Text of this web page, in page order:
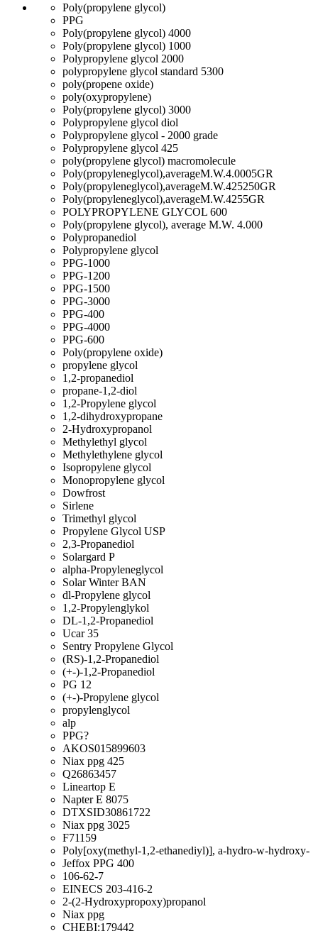
Poly(propylene glycol)
PPG
Poly(propylene glycol) 4000
Poly(propylene glycol) 1000
Polypropylene glycol 2000
polypropylene glycol standard 5300
poly(propene oxide)
poly(oxypropylene)
Poly(propylene glycol) 3000
Polypropylene glycol diol
Polypropylene glycol - 2000 grade
Polypropylene glycol 425
poly(propylene glycol) macromolecule
Poly(propyleneglycol),averageM.W.4.0005GR
Poly(propyleneglycol),averageM.W.425250GR
Poly(propyleneglycol),averageM.W.4255GR
POLYPROPYLENE GLYCOL 600
Poly(propylene glycol), average M.W. 4.000
Polypropanediol
Polypropylene glycol
PPG-1000
PPG-1200
PPG-1500
PPG-3000
PPG-400
PPG-4000
PPG-600
Poly(propylene oxide)
propylene glycol
1,2-propanediol
propane-1,2-diol
1,2-Propylene glycol
1,2-dihydroxypropane
2-Hydroxypropanol
Methylethyl glycol
Methylethylene glycol
Isopropylene glycol
Monopropylene glycol
Dowfrost
Sirlene
Trimethyl glycol
Propylene Glycol USP
2,3-Propanediol
Solargard P
alpha-Propyleneglycol
Solar Winter BAN
dl-Propylene glycol
1,2-Propylenglykol
DL-1,2-Propanediol
Ucar 35
Sentry Propylene Glycol
(RS)-1,2-Propanediol
(+-)-1,2-Propanediol
PG 12
(+-)-Propylene glycol
propylenglycol
alp
PPG?
AKOS015899603
Niax ppg 425
Q26863457
Lineartop E
Napter E 8075
DTXSID30861722
Niax ppg 3025
F71159
Poly[oxy(methyl-1,2-ethanediyl)], a-hydro-w-hydroxy-
Jeffox PPG 400
106-62-7
EINECS 203-416-2
2-(2-Hydroxypropoxy)propanol
Niax ppg
CHEBI:179442